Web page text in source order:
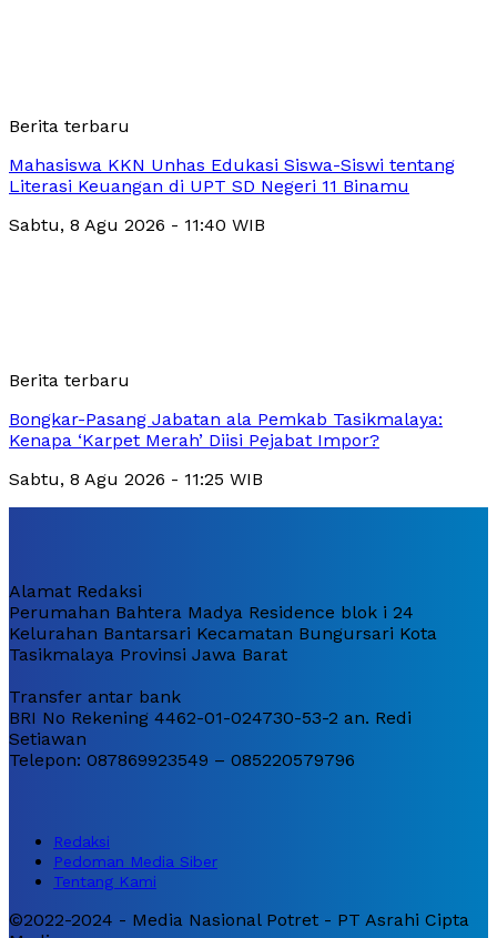
Berita terbaru
Mahasiswa KKN Unhas Edukasi Siswa-Siswi tentang
Literasi Keuangan di UPT SD Negeri 11 Binamu
Sabtu, 8 Agu 2026 - 11:40 WIB
Berita terbaru
Bongkar-Pasang Jabatan ala Pemkab Tasikmalaya:
Kenapa ‘Karpet Merah’ Diisi Pejabat Impor?
Sabtu, 8 Agu 2026 - 11:25 WIB
Alamat Redaksi
Perumahan Bahtera Madya Residence blok i 24
Kelurahan Bantarsari Kecamatan Bungursari Kota
Tasikmalaya Provinsi Jawa Barat
Transfer antar bank
BRI No Rekening 4462-01-024730-53-2 an. Redi
Setiawan
Telepon: 087869923549 – 085220579796
Redaksi
Pedoman Media Siber
Tentang Kami
©2022-2024 - Media Nasional Potret - PT Asrahi Cipta